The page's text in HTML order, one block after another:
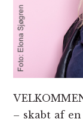
– skabt af